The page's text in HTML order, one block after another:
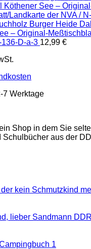
Burger Heide
– Original-
136-D-a-3 12,99 €
7 Werktage
Shop in dem Sie
Schulbücher aus der
kein Schmutzkind
lieber Sandmann DDR
1